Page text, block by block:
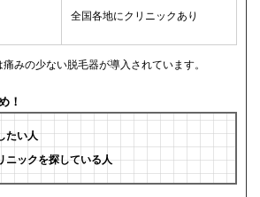
全国各地にクリニックあり
みの少ない脱毛器が導入されています。
！
たい人
ニックを探している人